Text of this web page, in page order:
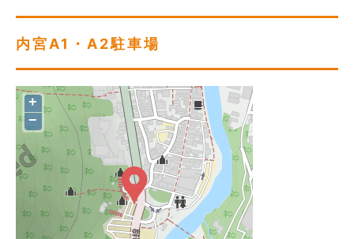
内宮A1・A2駐車場
+
−